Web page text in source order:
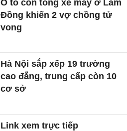
Ô tô con tông xe máy ở Lâm
Đồng khiến 2 vợ chồng tử
vong
Hà Nội sắp xếp 19 trường
cao đẳng, trung cấp còn 10
cơ sở
Link xem trực tiếp